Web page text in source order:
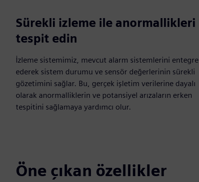
Sürekli izleme ile anormallikleri
tespit edin
İzleme sistemimiz, mevcut alarm sistemlerini entegre
ederek sistem durumu ve sensör değerlerinin sürekli
gözetimini sağlar. Bu, gerçek işletim verilerine dayalı
olarak anormalliklerin ve potansiyel arızaların erken
tespitini sağlamaya yardımcı olur.
Öne çıkan özellikler